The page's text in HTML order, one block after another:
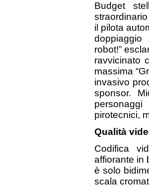
Budget
il pilota
doppiaggio
robot!”
ravvicinato
massima
invasivo
sponsor.
pirotecnici,
Qualità
Codifica
affiorante in
è solo
scala